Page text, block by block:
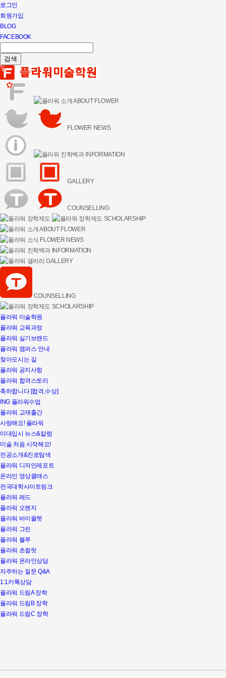
로그인
회원가입
BLOG
FACEBOOK
ABOUT FLOWER
FLOWER NEWS
INFORMATION
GALLERY
COUNSELLING
SCHOLARSHIP
ABOUT FLOWER
FLOWER NEWS
INFORMATION
GALLERY
COUNSELLING
SCHOLARSHIP
플라워 미술학원
플라워 교육과정
플라워 실기브랜드
플라워 캠퍼스 안내
찾아오시는 길
플라워 공지사항
플라워 합격스토리
축하합니다 [합격,수상]
ING 플라워수업
플라워 교재출간
사랑해요! 플라워
미대입시 뉴스&칼럼
미술 처음 시작해요!
전공소개&진로탐색
플라워 디자인레포트
온라인 영상클래스
전국대학사이트링크
플라워 레드
플라워 오렌지
플라워 바이올렛
플라워 그린
플라워 블루
플라워 초컬릿
플라워 온라인상담
자주하는 질문 Q&A
1:1카톡상담
플라워 드림A 장학
플라워 드림B 장학
플라워 드림C 장학